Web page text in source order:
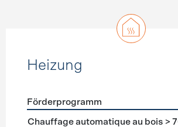
Heizung
Förderprogramme Heizung
Förderprogramm
Chauffage automatique au bois >